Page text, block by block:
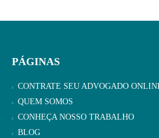
PÁGINAS
CONTRATE SEU ADVOGADO
QUEM SOMOS
CONHEÇA NOSSO TRABALHO
BLOG